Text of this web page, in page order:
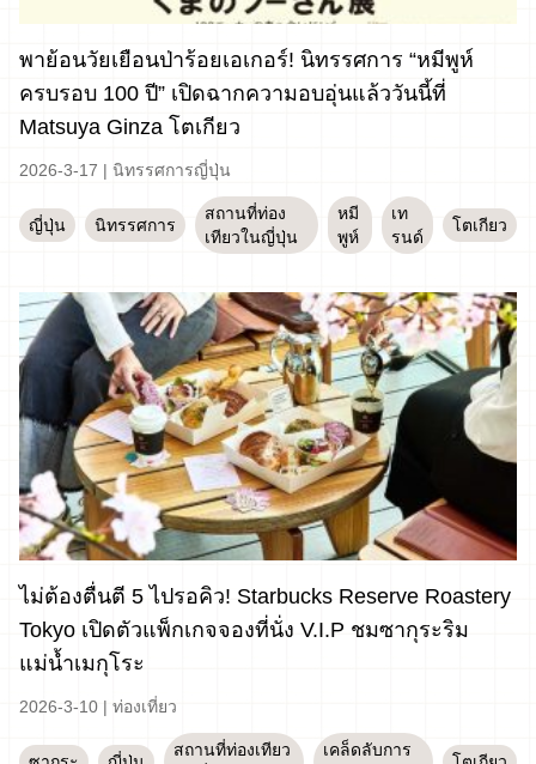
พาย้อนวัยเยือนป่าร้อยเอเกอร์! นิทรรศการ “หมีพูห์
ครบรอบ 100 ปี” เปิดฉากความอบอุ่นแล้ววันนี้ที่
Matsuya Ginza โตเกียว
2026-3-17 | นิทรรศการญี่ปุ่น
ญี่ปุ่น นิทรรศการ
สถานที่ท่อง
เทียวในญี่ปุ่น
หมี
พูห์
เท
รนด์
โตเกียว
ไม่ต้องตื่นตี 5 ไปรอคิว! Starbucks Reserve Roastery
Tokyo เปิดตัวแพ็กเกจจองที่นั่ง V.I.P ชมซากุระริม
แม่น้ำเมกุโระ
2026-3-10 | ท่องเที่ยว
สถานที่ท่องเทียว เคล็ดลับการ